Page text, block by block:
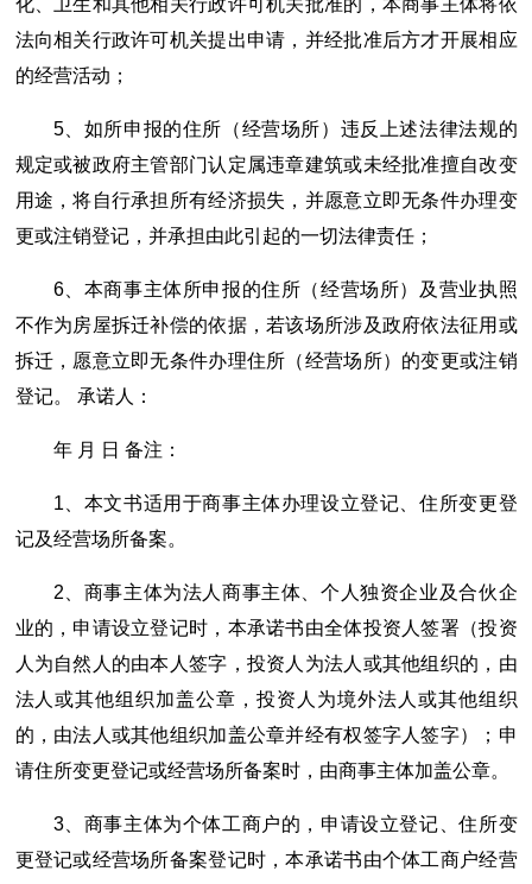
化、卫生和其他相关行政许可机关批准的，本商事主体将依
法向相关行政许可机关提出申请，并经批准后方才开展相应
的经营活动；
5、如所申报的住所（经营场所）违反上述法律法规的
规定或被政府主管部门认定属违章建筑或未经批准擅自改变
用途，将自行承担所有经济损失，并愿意立即无条件办理变
更或注销登记，并承担由此引起的一切法律责任；
6、本商事主体所申报的住所（经营场所）及营业执照
不作为房屋拆迁补偿的依据，若该场所涉及政府依法征用或
拆迁，愿意立即无条件办理住所（经营场所）的变更或注销
登记。 承诺人：
年 月 日 备注：
1、本文书适用于商事主体办理设立登记、住所变更登
记及经营场所备案。
2、商事主体为法人商事主体、个人独资企业及合伙企
业的，申请设立登记时，本承诺书由全体投资人签署（投资
人为自然人的由本人签字，投资人为法人或其他组织的，由
法人或其他组织加盖公章，投资人为境外法人或其他组织
的，由法人或其他组织加盖公章并经有权签字人签字）；申
请住所变更登记或经营场所备案时，由商事主体加盖公章。
3、商事主体为个体工商户的，申请设立登记、住所变
更登记或经营场所备案登记时，本承诺书由个体工商户经营